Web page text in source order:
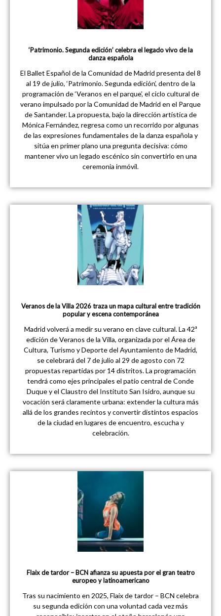
‘Patrimonio. Segunda edición’ celebra el legado vivo de la
danza española
El Ballet Español de la Comunidad de Madrid presenta del 8
al 19 de julio, ‘Patrimonio. Segunda edición’, dentro de la
programación de ‘Veranos en el parque’, el ciclo cultural de
verano impulsado por la Comunidad de Madrid en el Parque
de Santander. La propuesta, bajo la dirección artística de
Mónica Fernández, regresa como un recorrido por algunas
de las expresiones fundamentales de la danza española y
sitúa en primer plano una pregunta decisiva: cómo
mantener vivo un legado escénico sin convertirlo en una
ceremonia inmóvil.
Veranos de la Villa 2026 traza un mapa cultural entre tradición
popular y escena contemporánea
Madrid volverá a medir su verano en clave cultural. La 42ª
edición de Veranos de la Villa, organizada por el Área de
Cultura, Turismo y Deporte del Ayuntamiento de Madrid,
se celebrará del 7 de julio al 29 de agosto con 72
propuestas repartidas por 14 distritos. La programación
tendrá como ejes principales el patio central de Conde
Duque y el Claustro del Instituto San Isidro, aunque su
vocación será claramente urbana: extender la cultura más
allá de los grandes recintos y convertir distintos espacios
de la ciudad en lugares de encuentro, escucha y
celebración.
Flaix de tardor – BCN afianza su apuesta por el gran teatro
europeo y latinoamericano
Tras su nacimiento en 2025, Flaix de tardor – BCN celebra
su segunda edición con una voluntad cada vez más